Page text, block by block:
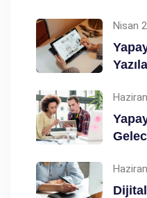
Nisan
Dijital